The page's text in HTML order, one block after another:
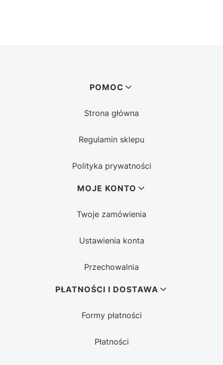
POMOC
Strona główna
Regulamin sklepu
Polityka prywatności
MOJE KONTO
Twoje zamówienia
Ustawienia konta
Przechowalnia
PŁATNOŚCI I DOSTAWA
Formy płatności
Płatności